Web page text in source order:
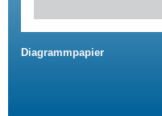
Diagrammpapier